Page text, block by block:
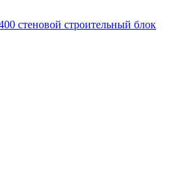
стеновой строительный блок